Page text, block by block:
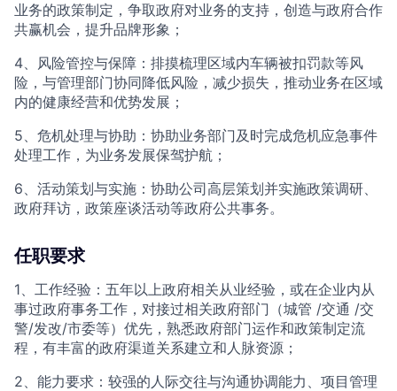
业务的政策制定，争取政府对业务的支持，创造与政府合作
共赢机会，提升品牌形象；
4、风险管控与保障：排摸梳理区域内车辆被扣罚款等风
险，与管理部门协同降低风险，减少损失，推动业务在区域
内的健康经营和优势发展；
5、危机处理与协助：协助业务部门及时完成危机应急事件
处理工作，为业务发展保驾护航；
6、活动策划与实施：协助公司高层策划并实施政策调研、
政府拜访，政策座谈活动等政府公共事务。
任职要求
1、工作经验：五年以上政府相关从业经验，或在企业内从
事过政府事务工作，对接过相关政府部门（城管 /交通 /交
警/发改/市委等）优先，熟悉政府部门运作和政策制定流
程，有丰富的政府渠道关系建立和人脉资源；
2、能力要求：较强的人际交往与沟通协调能力、项目管理